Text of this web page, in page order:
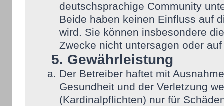
deutschsprachige Community
Beide haben keinen Einfluss auf
wird. Sie können insbesondere
Zwecke nicht untersagen oder
5. Gewährleistung
Der Betreiber haftet mit
Gesundheit und der Verletzung
(Kardinalpflichten) nur für